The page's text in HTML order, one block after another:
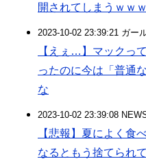
開されてしまうｗｗ
2023-10-02 23:39:21 ガー
【えぇ…】マックっ
ったのに今は「普通
な
2023-10-02 23:39:08
【悲報】夏によく食
なるともう捨てられ